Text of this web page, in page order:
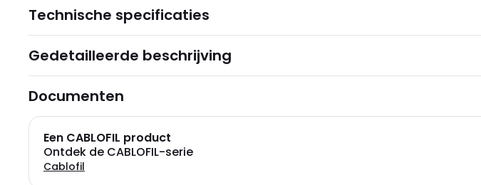
Technische specificaties
Gedetailleerde beschrijving
Documenten
Een CABLOFIL product
Ontdek de CABLOFIL-serie
Cablofil